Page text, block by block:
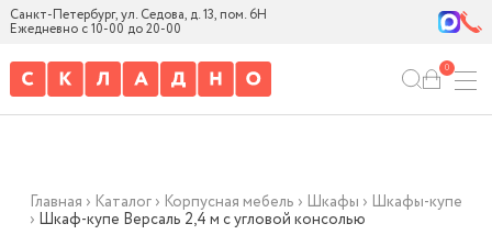
Санкт-Петербург, ул. Седова, д. 13, пом. 6Н
Ежедневно с 10-00 до 20-00
0
Главная › Каталог› Корпусная мебель › Шкафы › Шкафы-купе
› Шкаф-купе Версаль 2,4 м с угловой консолью